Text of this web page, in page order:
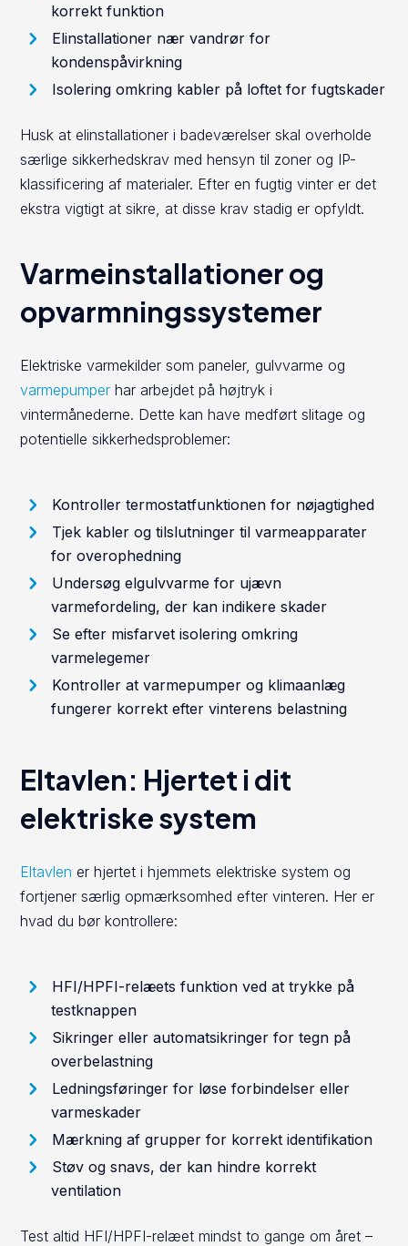
korrekt funktion
Elinstallationer nær vandrør for
kondenspåvirkning
Isolering omkring kabler på loftet for fugtskader
Husk at elinstallationer i badeværelser skal overholde
særlige sikkerhedskrav med hensyn til zoner og IP-
klassificering af materialer. Efter en fugtig vinter er det
ekstra vigtigt at sikre, at disse krav stadig er opfyldt.
Varmeinstallationer og
opvarmningssystemer
Elektriske varmekilder som paneler, gulvvarme og
varmepumper har arbejdet på højtryk i
vintermånederne. Dette kan have medført slitage og
potentielle sikkerhedsproblemer:
Kontroller termostatfunktionen for nøjagtighed
Tjek kabler og tilslutninger til varmeapparater
for overophedning
Undersøg elgulvvarme for ujævn
varmefordeling, der kan indikere skader
Se efter misfarvet isolering omkring
varmelegemer
Kontroller at varmepumper og klimaanlæg
fungerer korrekt efter vinterens belastning
Eltavlen: Hjertet i dit
elektriske system
Eltavlen er hjertet i hjemmets elektriske system og
fortjener særlig opmærksomhed efter vinteren. Her er
hvad du bør kontrollere:
HFI/HPFI-relæets funktion ved at trykke på
testknappen
Sikringer eller automatsikringer for tegn på
overbelastning
Ledningsføringer for løse forbindelser eller
varmeskader
Mærkning af grupper for korrekt identifikation
Støv og snavs, der kan hindre korrekt
ventilation
Test altid HFI/HPFI-relæet mindst to gange om året –